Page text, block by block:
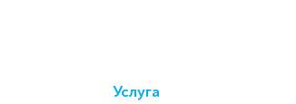
Услуга